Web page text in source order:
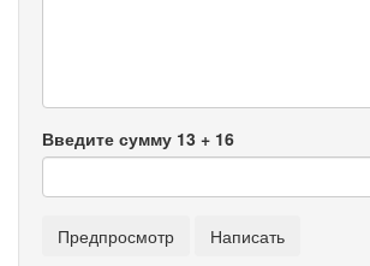
Введите сумму 13 + 16